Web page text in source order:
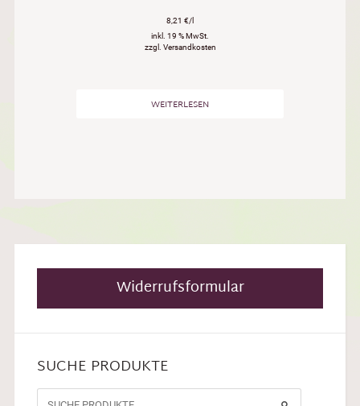
8,21 €/l
inkl. 19 % MwSt.
zzgl. Versandkosten
WEITERLESEN
Widerrufsformular
SUCHE PRODUKTE